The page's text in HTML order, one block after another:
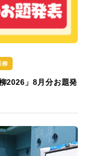
柳
2026」8月分お題発